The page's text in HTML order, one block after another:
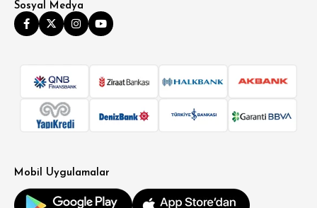
Sosyal Medya
Mobil Uygulamalar